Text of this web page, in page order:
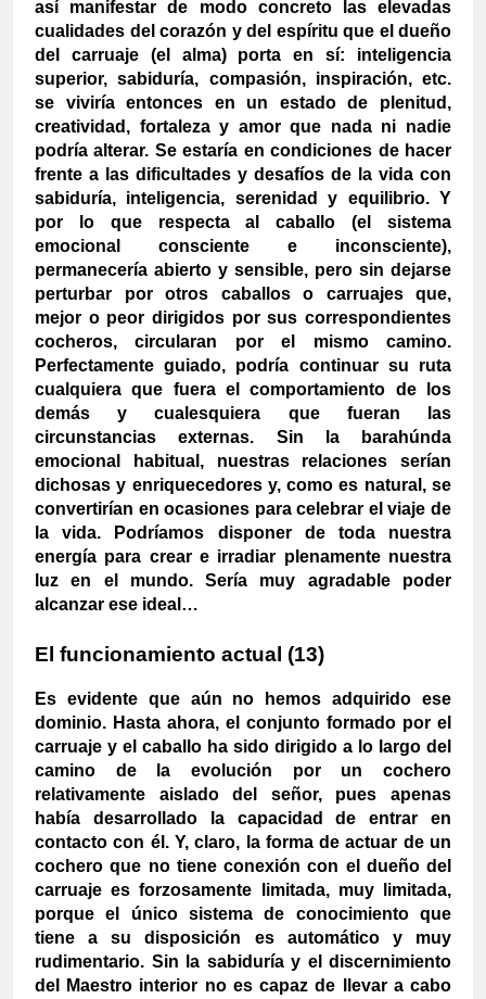
así manifestar de modo concreto las elevadas
cualidades del corazón y del espíritu que el dueño
del carruaje (el alma) porta en sí: inteligencia
superior, sabiduría, compasión, inspiración, etc.
se viviría entonces en un estado de plenitud,
creatividad, fortaleza y amor que nada ni nadie
podría alterar. Se estaría en condiciones de hacer
frente a las dificultades y desafíos de la vida con
sabiduría, inteligencia, serenidad y equilibrio. Y
por lo que respecta al caballo (el sistema
emocional consciente e inconsciente),
permanecería abierto y sensible, pero sin dejarse
perturbar por otros caballos o carruajes que,
mejor o peor dirigidos por sus correspondientes
cocheros, circularan por el mismo camino.
Perfectamente guiado, podría continuar su ruta
cualquiera que fuera el comportamiento de los
demás y cualesquiera que fueran las
circunstancias externas. Sin la barahúnda
emocional habitual, nuestras relaciones serían
dichosas y enriquecedores y, como es natural, se
convertirían en ocasiones para celebrar el viaje de
la vida. Podríamos disponer de toda nuestra
energía para crear e irradiar plenamente nuestra
luz en el mundo. Sería muy agradable poder
alcanzar ese ideal…
El funcionamiento actual (13)
Es evidente que aún no hemos adquirido ese
dominio. Hasta ahora, el conjunto formado por el
carruaje y el caballo ha sido dirigido a lo largo del
camino de la evolución por un cochero
relativamente aislado del señor, pues apenas
había desarrollado la capacidad de entrar en
contacto con él. Y, claro, la forma de actuar de un
cochero que no tiene conexión con el dueño del
carruaje es forzosamente limitada, muy limitada,
porque el único sistema de conocimiento que
tiene a su disposición es automático y muy
rudimentario. Sin la sabiduría y el discernimiento
del Maestro interior no es capaz de llevar a cabo